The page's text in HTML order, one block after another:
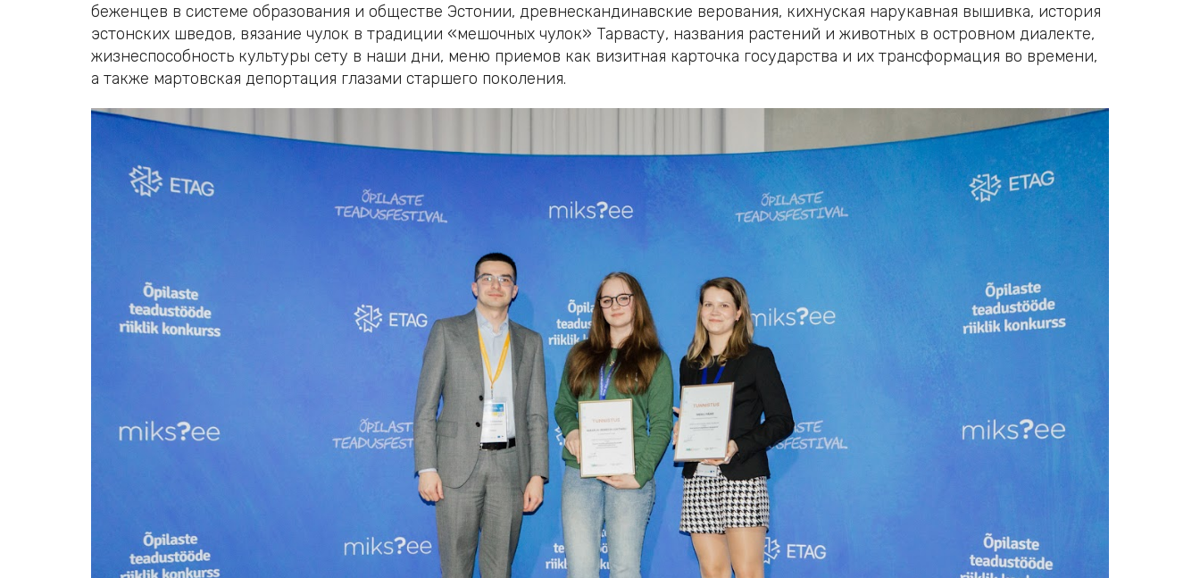
беженцев в системе образования и обществе Эстонии, древнескандинавские верования, кихнуская нарукавная вышивка, история
эстонских шведов, вязание чулок в традиции «мешочных чулок» Тарвасту, названия растений и животных в островном диалекте,
жизнеспособность культуры сету в наши дни, меню приемов как визитная карточка государства и их трансформация во времени,
а также мартовская депортация глазами старшего поколения.